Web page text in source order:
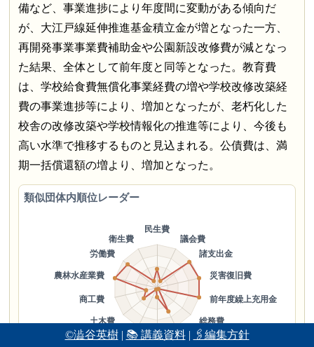
©澁谷英樹| 📚 講義資料| 🖇編集方針
備など、事業進捗により年度間に変動がある傾向だ
が、大江戸線延伸推進基金積立金が増となった一方、
再開発事業事業費補助金や公園新設改修費が減となっ
た結果、全体として前年度と同等となった。教育費
は、学校給食費無償化事業経費の増や学校改修改築経
費の事業進捗等により、増加となったが、老朽化した
校舎の改修改築や学校情報化の推進等により、今後も
高い水準で推移するものと見込まれる。公債費は、満
期一括償還額の増より、増加となった。
類似団体内順位レーダー